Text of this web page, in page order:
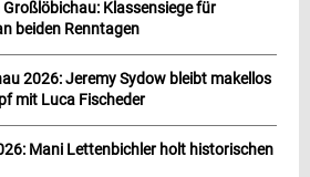
Klassensiege für
beiden Renntagen
2026: Jeremy Sydow bleibt makellos
mit Luca Fischeder
Mani Lettenbichler holt historischen